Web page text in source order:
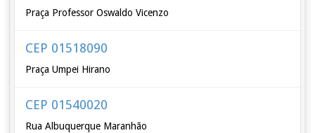
Praça Professor Oswaldo Vicenzo
CEP 01518090
Praça Umpei Hirano
CEP 01540020
Rua Albuquerque Maranhão